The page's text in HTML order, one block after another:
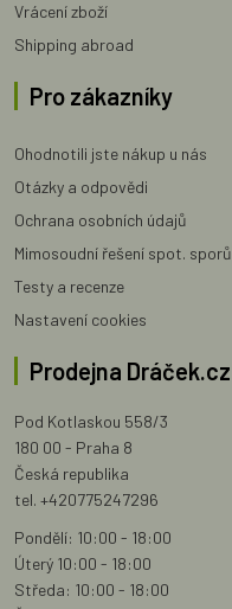
Vrácení zboží
Shipping abroad
Pro zákazníky
Ohodnotili jste nákup u nás
Otázky a odpovědi
Ochrana osobních údajů
Mimosoudní řešení spot. sporů
Testy a recenze
Nastavení cookies
Prodejna Dráček.cz
Pod Kotlaskou 558/3
180 00 - Praha 8
Česká republika
tel. +420775247296
Pondělí: 10:00 - 18:00
Úterý 10:00 - 18:00
Středa: 10:00 - 18:00